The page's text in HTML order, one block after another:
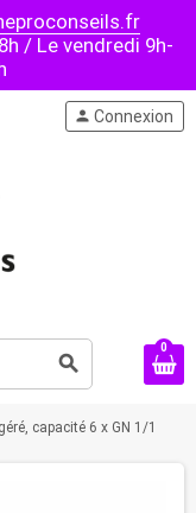
/ Le vendredi 9h-
search
person Connexion
0
capacité 6 x GN 1/1